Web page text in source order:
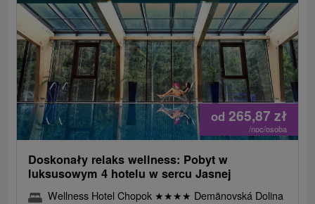
od 265,87 zł
/noc/osoba
Doskonały relaks wellness: Pobyt w
luksusowym 4 hotelu w sercu Jasnej
Wellness Hotel Chopok ★★★★ Demänovská Dolina